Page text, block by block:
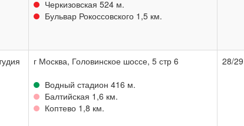
Черкизовская 524 м.
Бульвар Рокоссовского 1,5 км.
г Москва, Головинское шоссе, 5 стр 6
Водный стадион 416 м.
Балтийская 1,6 км.
Коптево 1,8 км.
28/29